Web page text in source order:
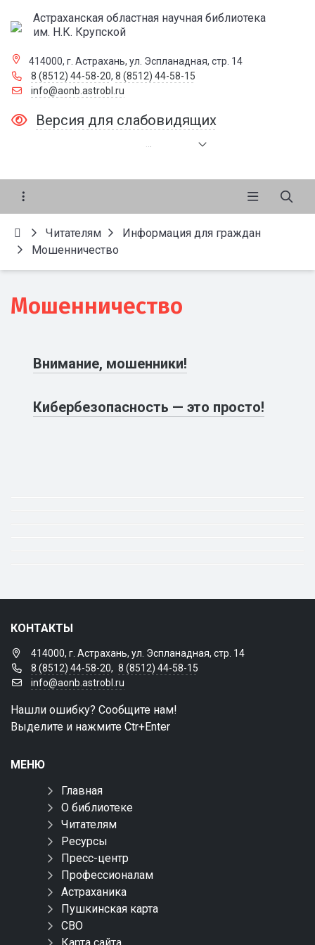
Астраханская областная научная библиотека
им. Н.К. Крупской
414000, г. Астрахань, ул. Эспланадная, стр. 14
8 (8512) 44-58-20, 8 (8512) 44-58-15
info@aonb.astrobl.ru
Версия для слабовидящих
Читателям
Информация для граждан
Мошенничество
Мошенничество
Внимание, мошенники!
Кибербезопасность — это просто!
КОНТАКТЫ
414000, г. Астрахань, ул. Эспланадная, стр. 14
8 (8512) 44-58-20, 8 (8512) 44-58-15
info@aonb.astrobl.ru
Нашли ошибку? Сообщите нам!
Выделите и нажмите Ctr+Enter
МЕНЮ
Главная
О библиотеке
Читателям
Ресурсы
Пресс-центр
Профессионалам
Астраханика
Пушкинская карта
СВО